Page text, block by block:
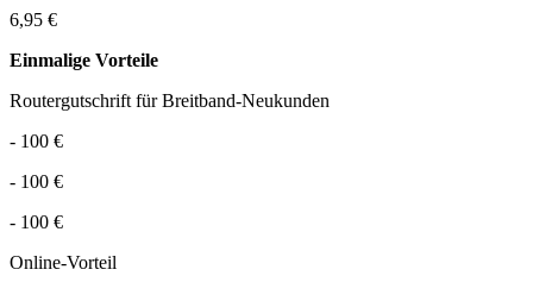
6,95 €
Einmalige Vorteile
Routergutschrift für Breitband-Neukunden
- 100 €
- 100 €
- 100 €
Online-Vorteil